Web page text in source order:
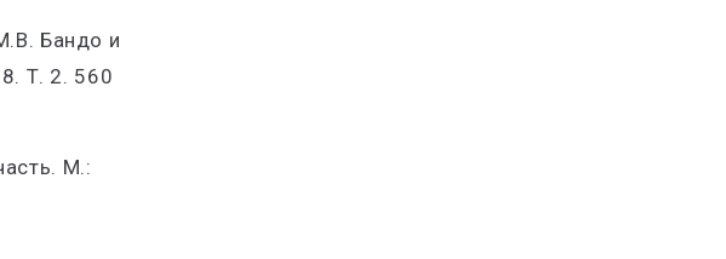
Бандо и
Т. 2. 560
М.: